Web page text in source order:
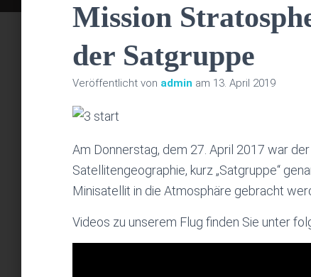
Mission
der Satgruppe
Veröffentlicht von admin am 13. April 2019
Am Donnerstag, dem 27. April 2017 war
Satellitengeographie, kurz „Satgruppe“
Minisatellit in die Atmosphäre gebracht
Videos zu unserem Flug finden Sie unter